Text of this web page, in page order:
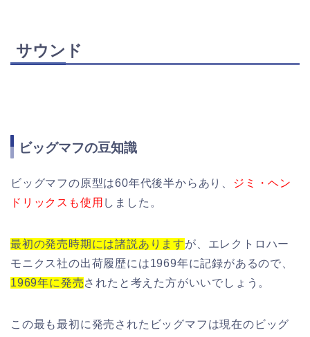
サウンド
ビッグマフの豆知識
ビッグマフの原型は60年代後半からあり、
ジミ・ヘン
ドリックスも使用 しました。
最初の発売時期には諸説ありますが、エレクトロハー
モニクス社の出荷履歴には1969年に記録があるので、
1969年に発売されたと考えた方がいいでしょう。
この最も最初に発売されたビッグマフは現在のビッグ